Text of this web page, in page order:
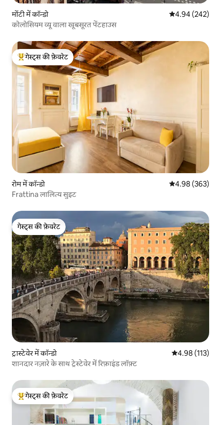
मोंटी में कॉन्डो औसत रेटिंग 5 में से
4.94 (242)
कोलोसियम व्यू वाला खूबसूरत पेंटहाउस
गेस्ट्स का टॉप फ़ेवरेट
गेस्ट्स की फ़ेवरेट
रोम में कॉन्डो औसत रेटिंग 5 में से
4.98 (363)
Frattina लालित्य सुइट
गेस्ट्स की फ़ेवरेट
गेस्ट्स की फ़ेवरेट
ट्रास्टेवेर में कॉन्डो औसत रेटिंग 5 में से
4.98 (113)
शानदार नज़ारे के साथ ट्रेस्टेवेर में रिफ़ाइंड लॉफ़्ट
गेस्ट्स का टॉप फ़ेवरेट
गेस्ट्स की फ़ेवरेट